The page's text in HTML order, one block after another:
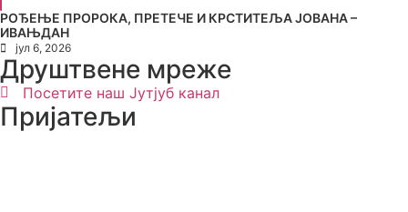
РОЂЕЊЕ ПРОРОКА, ПРЕТЕЧЕ И КРСТИТЕЉА ЈОВАНА –
ИВАЊДАН
јул 6, 2026
Друштвене мреже
Посетите наш Јутјуб канал
Пријатељи